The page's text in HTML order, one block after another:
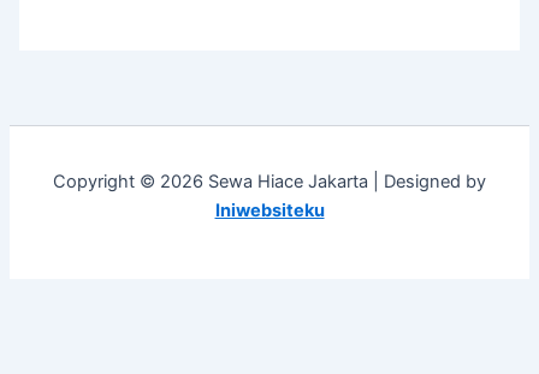
Copyright © 2026 Sewa Hiace Jakarta | Designed by
Iniwebsiteku